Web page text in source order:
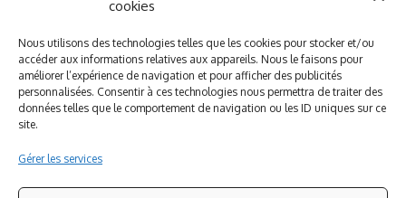
cookies
Nous utilisons des technologies telles que les cookies pour stocker et/ou
accéder aux informations relatives aux appareils. Nous le faisons pour
améliorer l’expérience de navigation et pour afficher des publicités
personnalisées. Consentir à ces technologies nous permettra de traiter des
données telles que le comportement de navigation ou les ID uniques sur ce
site.
Gérer les services
Azinat.com TV soutient